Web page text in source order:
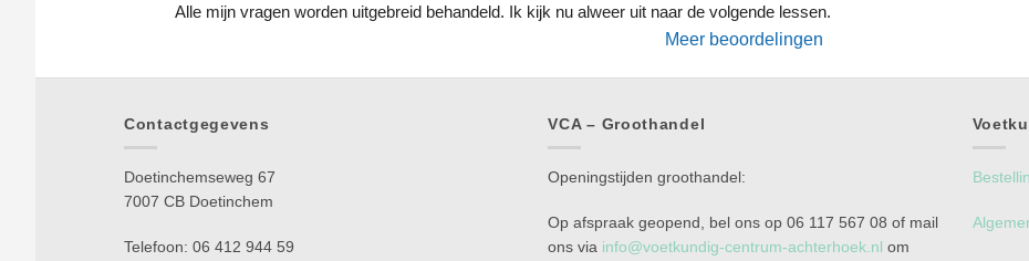
Alle mijn vragen worden uitgebreid behandeld. Ik kijk nu alweer uit naar de volgende lessen.
Meer beoordelingen
Contactgegevens
Doetinchemseweg 67
7007 CB Doetinchem
Telefoon: 06 412 944 59
VCA – Groothandel
Openingstijden groothandel:
Op afspraak geopend, bel ons op 06 117 567 08 of mail
ons via info@voetkundig-centrum-achterhoek.nl om